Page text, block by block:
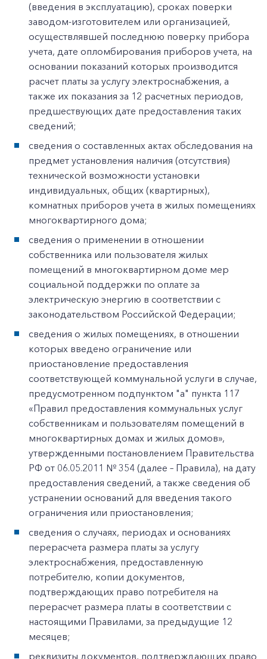
(введения в эксплуатацию), сроках поверки
заводом-изготовителем или организацией,
осуществлявшей последнюю поверку прибора
учета, дате опломбирования приборов учета, на
основании показаний которых производится
расчет платы за услугу электроснабжения, а
также их показания за 12 расчетных периодов,
предшествующих дате предоставления таких
сведений;
сведения о составленных актах обследования на
предмет установления наличия (отсутствия)
технической возможности установки
индивидуальных, общих (квартирных),
комнатных приборов учета в жилых помещениях
многоквартирного дома;
сведения о применении в отношении
собственника или пользователя жилых
помещений в многоквартирном доме мер
социальной поддержки по оплате за
электрическую энергию в соответствии с
законодательством Российской Федерации;
сведения о жилых помещениях, в отношении
которых введено ограничение или
приостановление предоставления
соответствующей коммунальной услуги в случае,
предусмотренном подпунктом "а" пункта 117
«Правил предоставления коммунальных услуг
собственникам и пользователям помещений в
многоквартирных домах и жилых домов»,
утвержденными постановлением Правительства
РФ от 06.05.2011 № 354 (далее – Правила), на дату
предоставления сведений, а также сведения об
устранении оснований для введения такого
ограничения или приостановления;
сведения о случаях, периодах и основаниях
перерасчета размера платы за услугу
электроснабжения, предоставленную
потребителю, копии документов,
подтверждающих право потребителя на
перерасчет размера платы в соответствии с
настоящими Правилами, за предыдущие 12
месяцев;
реквизиты документов, подтверждающих право